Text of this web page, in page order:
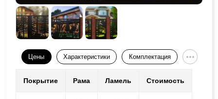
Цены Характеристики Комплектация
Покрытие Рама Ламель Стоимость